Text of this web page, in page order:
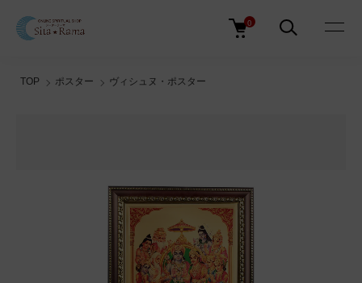
0
TOP ポスター ヴィシュヌ・ポスター